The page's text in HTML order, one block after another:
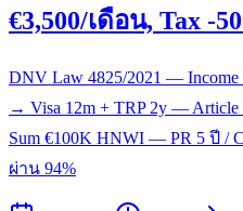
€3,500/เดือน, Tax -
DNV Law 4825/2021 — Income
→ Visa 12m + TRP 2y — Article
Sum €100K HNWI — PR 5 ปี /
ผ่าน 94%